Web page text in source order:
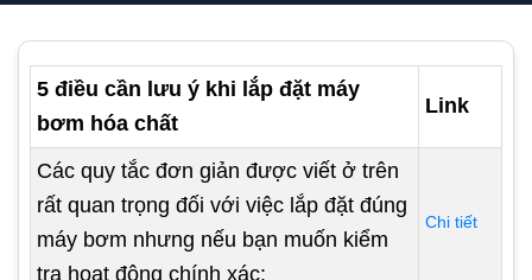
5 điều cần lưu ý khi lắp đặt máy
bơm hóa chất
Link
Các quy tắc đơn giản được viết ở trên
rất quan trọng đối với việc lắp đặt đúng
máy bơm nhưng nếu bạn muốn kiểm
tra hoạt động chính xác:
Chi tiết